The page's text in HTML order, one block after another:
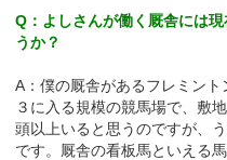
Q：よしさんが働く厩舎には
うか？
A：僕の厩舎があるフレミン
３に入る規模の競馬場で、敷
頭以上いると思うのですが、
です。厩舎の看板馬といえる